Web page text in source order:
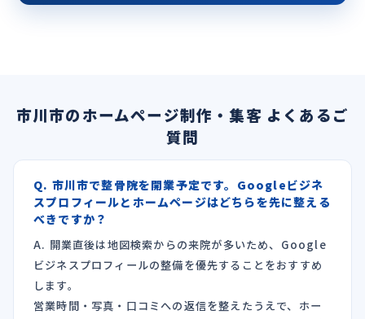
市川市のホームページ制作・集客 よくあるご
質問
Q. 市川市で整骨院を開業予定です。Googleビジネ
スプロフィールとホームページはどちらを先に整える
べきですか？
A. 開業直後は地図検索からの来院が多いため、Google
ビジネスプロフィールの整備を優先することをおすすめ
します。
営業時間・写真・口コミへの返信を整えたうえで、ホー